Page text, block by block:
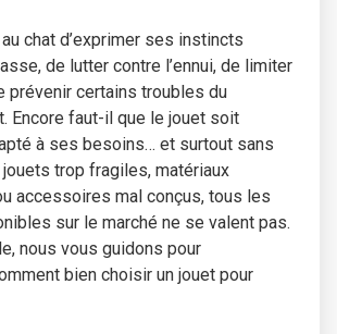
chat d’exprimer ses instincts
de lutter contre l’ennui, de limiter
prévenir certains troubles du
Encore faut-il que le jouet soit
à ses besoins… et surtout sans
jouets trop fragiles, matériaux
accessoires mal conçus, tous les
sur le marché ne se valent pas.
nous vous guidons pour
bien choisir un jouet pour